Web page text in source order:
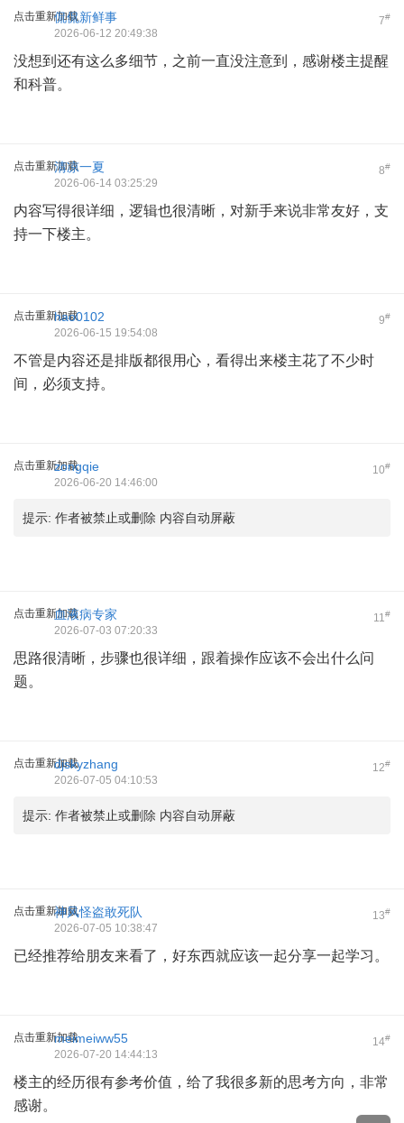
点击重新加载 7#
侃侃新鲜事
2026-06-12 20:49:38
没想到还有这么多细节，之前一直没注意到，感谢楼主提醒
和科普。
点击重新加载 8#
清凉一夏
2026-06-14 03:25:29
内容写得很详细，逻辑也很清晰，对新手来说非常友好，支
持一下楼主。
点击重新加载 9#
hao0102
2026-06-15 19:54:08
不管是内容还是排版都很用心，看得出来楼主花了不少时
间，必须支持。
点击重新加载 10#
zongqie
2026-06-20 14:46:00
提示: 作者被禁止或删除 内容自动屏蔽
点击重新加载 11#
血液病专家
2026-07-03 07:20:33
思路很清晰，步骤也很详细，跟着操作应该不会出什么问
题。
点击重新加载 12#
djskyzhang
2026-07-05 04:10:53
提示: 作者被禁止或删除 内容自动屏蔽
点击重新加载 13#
神风怪盗敢死队
2026-07-05 10:38:47
已经推荐给朋友来看了，好东西就应该一起分享一起学习。
点击重新加载 14#
meimeiww55
2026-07-20 14:44:13
楼主的经历很有参考价值，给了我很多新的思考方向，非常
感谢。